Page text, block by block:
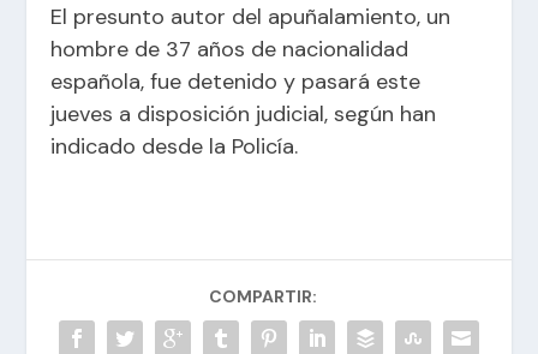
El presunto autor del apuñalamiento, un
hombre de 37 años de nacionalidad
española, fue detenido y pasará este
jueves a disposición judicial, según han
indicado desde la Policía.
COMPARTIR: